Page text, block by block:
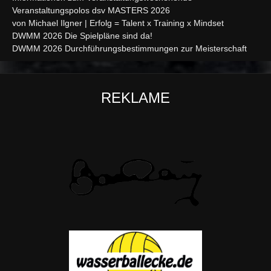
Veranstaltungspolos dsv MASTERS 2026
von Michael Ilgner | Erfolg = Talent x Training x Mindset
DWMM 2026 Die Spielpläne sind da!
DWMM 2026 Durchführungsbestimmungen zur Meisterschaft
REKLAME